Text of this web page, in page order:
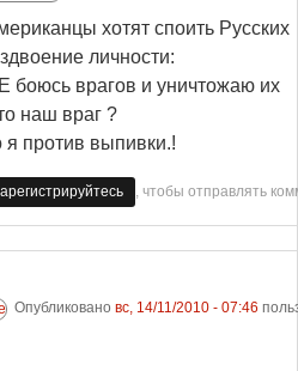
хотят споить Русских
личности:
боюсь врагов и уничтожаю их
наш враг ?
я против выпивки.!
, чтобы отправлять
Опубликовано вс, 14/11/2010 - 07:46